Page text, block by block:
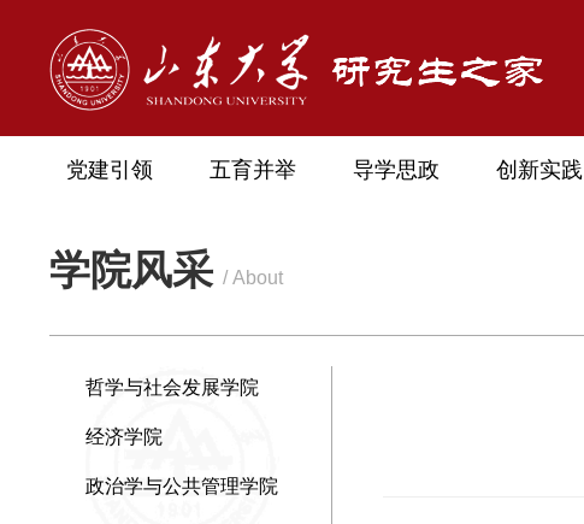
党建引领 五育并举 导学思政 创新实践
学院风采 / About
哲学与社会发展学院
经济学院
政治学与公共管理学院